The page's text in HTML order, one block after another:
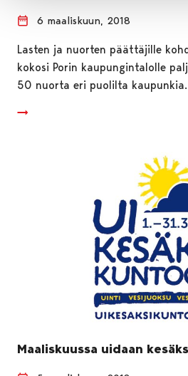
6 maaliskuun, 2018
Lasten ja nuorten päättäjille
kokosi Porin kaupungintalolle
50 nuorta eri puolilta
Maaliskuussa uidaan